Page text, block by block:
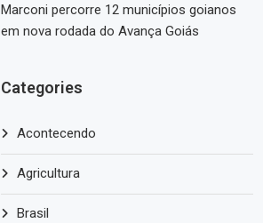
Marconi percorre 12 municípios goianos
em nova rodada do Avança Goiás
Categories
Acontecendo
Agricultura
Brasil